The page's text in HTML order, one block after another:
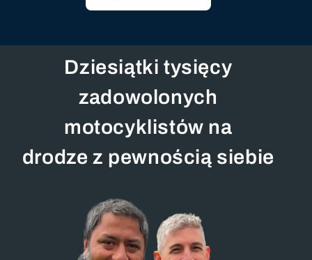
Dziesiątki tysięcy
zadowolonych
motocyklistów na
drodze z pewnością siebie